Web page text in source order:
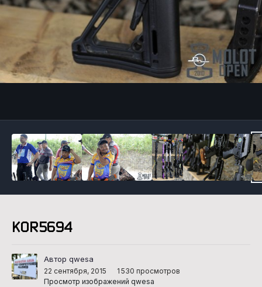
KOR5694
Автор qwesa
22 сентября, 2015
1 530 просмотров
Просмотр изображений qwesa